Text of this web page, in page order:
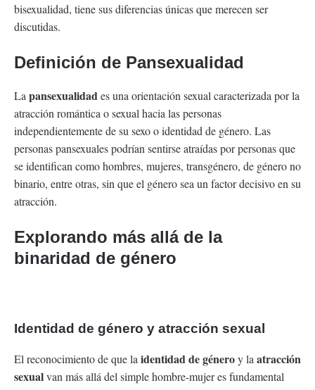
bisexualidad, tiene sus diferencias únicas que merecen ser
discutidas.
Definición de Pansexualidad
Lapansexualidades una orientación sexual caracterizada por la
atracción romántica o sexual hacia las personas
independientemente de su sexo o identidad de género. Las
personas pansexuales podrían sentirse atraídas por personas que
se identifican como hombres, mujeres, transgénero, de género no
binario, entre otras, sin que el género sea un factor decisivo en su
atracción.
Explorando más allá de la
binaridad de género
Identidad de género y atracción sexual
El reconocimiento de que la identidad de géneroy la atracción
sexualvan más allá del simple hombre-mujer es fundamental